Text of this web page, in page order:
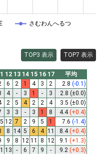
さむわんへるつ
TOP3 表示 TOP7 表示
12 13 14 15 16 17
平均
6 2 1 4 3 2 2.8 (-0.1)
4 - 3 1 - 3 2.8 (±0.0)
2 5 4 2 2 4 3.5 (±0.0)
3 3 - 3 1 8 4.4(+0.4)
12 7 2 9 5 1 7.6 (-1.4)
8 14 5 6 4 11 8.4(+0.4)
9 8 12 11 8 12 9.1 (+1.3)
13 - 6 7 9 - 9.2 (+0.3)